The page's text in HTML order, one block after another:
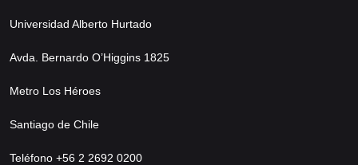
Universidad Alberto Hurtado
Avda. Bernardo O’Higgins 1825
Metro Los Héroes
Santiago de Chile
Teléfono +56 2 2692 0200